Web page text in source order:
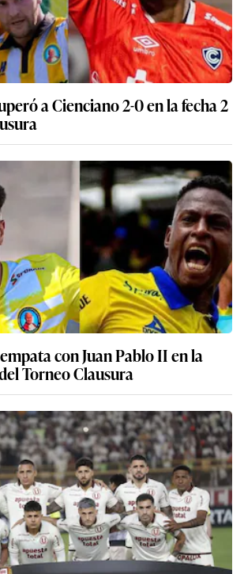
a Cienciano 2-0 en la fecha 2
con Juan Pablo II en la
Torneo Clausura